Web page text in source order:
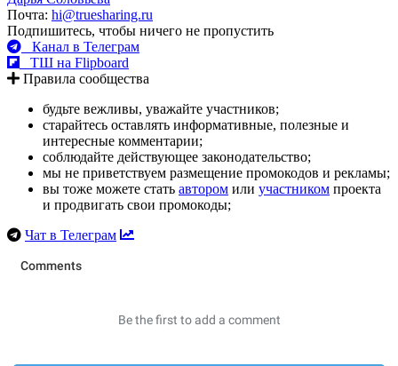
Почта: hi@truesharing.ru
Подпишитесь, чтобы ничего не пропустить
Канал в Телеграм
ТШ на Flipboard
Правила сообщества
будьте вежливы, уважайте участников;
старайтесь оставлять информативные, полезные и
интересные комментарии;
соблюдайте действующее законодательство;
мы не приветствуем размещение промокодов и рекламы;
вы тоже можете стать автором или участником проекта
и продвигать свои промокоды;
Чат в Телеграм